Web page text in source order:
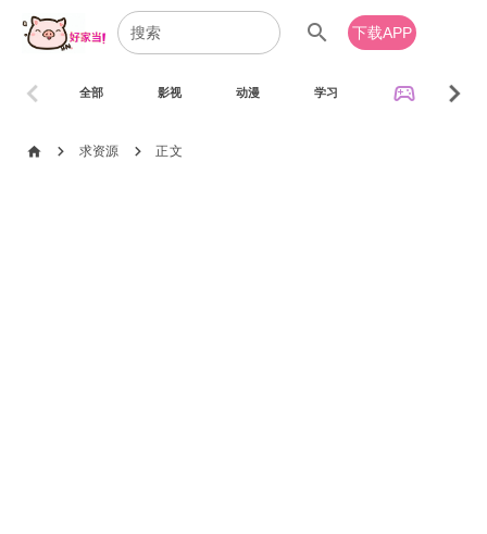
search 下载APP
全部 影视 动漫 学习 sports_esports
chevron_left chevron_right
home chevron_right 求资源 chevron_right 正文